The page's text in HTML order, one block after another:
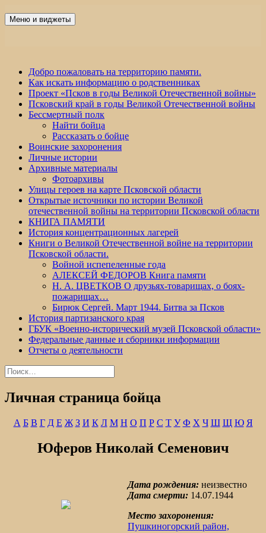
Победа 60
Меню и виджеты
Добро пожаловать на территорию памяти.
Как искать информацию о родственниках
Проект «Псков в годы Великой Отечественной войны»
Псковский край в годы Великой Отечественной войны
Бессмертный полк
Найти бойца
Рассказать о бойце
Воинские захоронения
Личные истории
Архивные материалы
Фотоархивы
Улицы героев на карте Псковской области
Открытые источники по истории Великой
отечественной войны на территории Псковской области
КНИГА ПАМЯТИ
История концентрационных лагерей
Книги о Великой Отечественной войне на территории
Псковской области.
Войной испепеленные года
АЛЕКСЕЙ ФЕДОРОВ Книга памяти
Н. А. ЦВЕТКОВ О друзьях-товарищах, о боях-
пожарищах…
Бирюк Сергей. Март 1944. Битва за Псков
История партизанского края
ГБУК «Военно-исторический музей Псковской области»
Федеральные данные и сборники информации
Отчеты о деятельности
Найти:
Личная страница бойца
А Б В Г Д Е Ж З И К Л М Н О П Р С Т У Ф Х Ч Ш Щ Ю Я
Юферов Николай Семенович
Дата рождения: неизвестно
Дата смерти: 14.07.1944
Место захоронения:
Пушкиногорский район,